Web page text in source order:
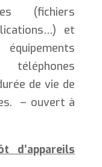
(fichiers
et
téléphones
de vie de
– ouvert à